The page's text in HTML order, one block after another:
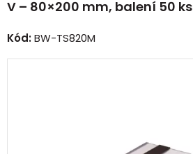
V – 80×200 mm, balení 50 ks
Kód:BW-TS820M